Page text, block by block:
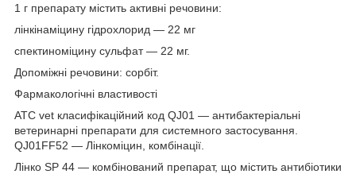
1 г препарату містить активні речовини:
лінкінаміцину гідрохлорид — 22 мг
спектиноміцину сульфат — 22 мг.
Допоміжні речовини: сорбіт.
Фармакологічні властивості
ATC vet класифікаційний код QJ01 — антибактеріальні
ветеринарні препарати для системного застосування.
QJ01FF52 — Лінкоміцин, комбінації.
Лінко SP 44 — комбінований препарат, що містить антибіотики